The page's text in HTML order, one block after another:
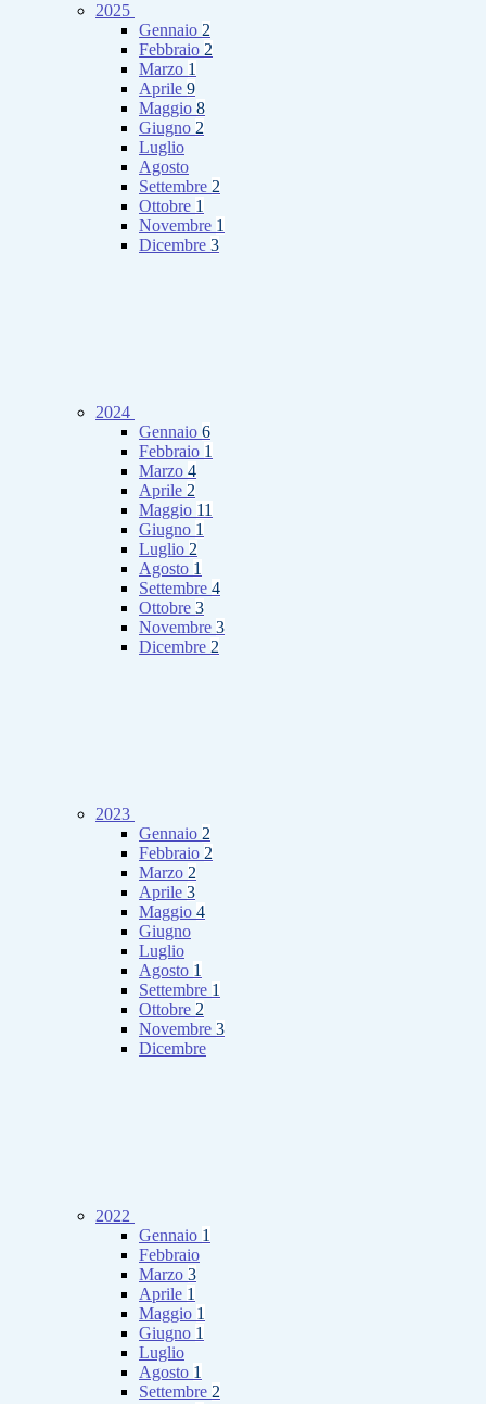
2025
Gennaio 2
Febbraio 2
Marzo 1
Aprile 9
Maggio 8
Giugno 2
Luglio
Agosto
Settembre 2
Ottobre 1
Novembre 1
Dicembre 3
2024
Gennaio 6
Febbraio 1
Marzo 4
Aprile 2
Maggio 11
Giugno 1
Luglio 2
Agosto 1
Settembre 4
Ottobre 3
Novembre 3
Dicembre 2
2023
Gennaio 2
Febbraio 2
Marzo 2
Aprile 3
Maggio 4
Giugno
Luglio
Agosto 1
Settembre 1
Ottobre 2
Novembre 3
Dicembre
2022
Gennaio 1
Febbraio
Marzo 3
Aprile 1
Maggio 1
Giugno 1
Luglio
Agosto 1
Settembre 2